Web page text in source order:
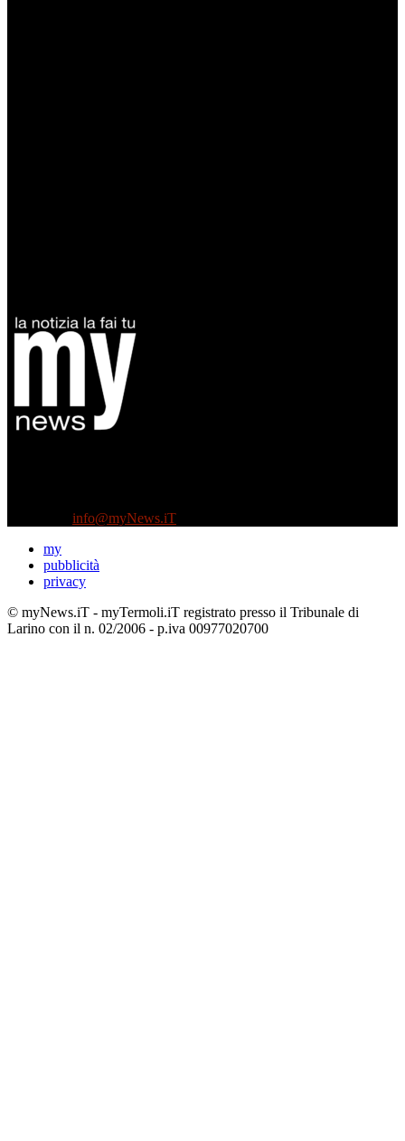
info@myNews.iT
my
pubblicità
privacy
© myNews.iT - myTermoli.iT registrato presso il Tribunale di
Larino con il n. 02/2006 - p.iva 00977020700